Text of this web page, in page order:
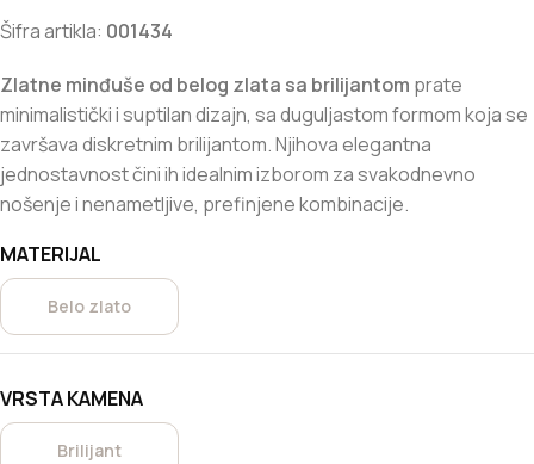
Šifra artikla: 001434
Zlatne minđuše od belog zlata sa brilijantom prate
minimalistički i suptilan dizajn, sa duguljastom formom koja se
završava diskretnim brilijantom. Njihova elegantna
jednostavnost čini ih idealnim izborom za svakodnevno
nošenje i nenametljive, prefinjene kombinacije.
MATERIJAL
Belo zlato
VRSTA KAMENA
Brilijant